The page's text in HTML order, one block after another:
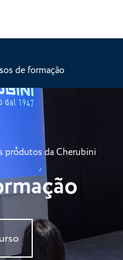
de formação
produtos da Cherubini